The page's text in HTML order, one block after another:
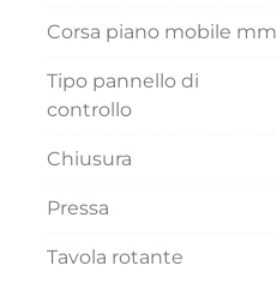
Corsa piano mobile mm
Tipo pannello di
controllo
Chiusura
Pressa
Tavola rotante